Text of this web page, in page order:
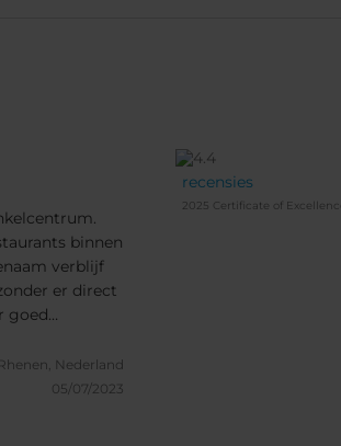
binnen
verblijf
er direct
goed
Espagna op
Rhenen, Nederland
05/07/2023
recensies
2025 Certificate of Excellence